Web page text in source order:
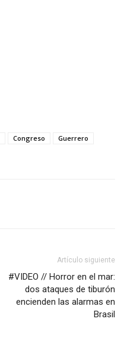
Congreso
Guerrero
Artículo siguiente
#VIDEO // Horror en el mar:
dos ataques de tiburón
encienden las alarmas en
Brasil